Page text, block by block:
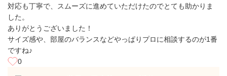
対応も丁寧で、スムーズに進めていただけたのでとても助かりま
した。
ありがとうございました！
サイズ感や、部屋のバランスなどやっぱりプロに相談するのが1番
ですね♪
0